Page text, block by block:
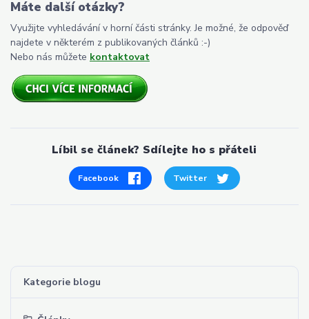
Kategorie blogu
Máte další otázky?
Využijte vyhledávání v horní části stránky. Je možné, že odpověď
najdete v některém z publikovaných článků :-)
Nebo nás můžete kontaktovat
Líbil se článek? Sdílejte ho s přáteli
Facebook Twitter